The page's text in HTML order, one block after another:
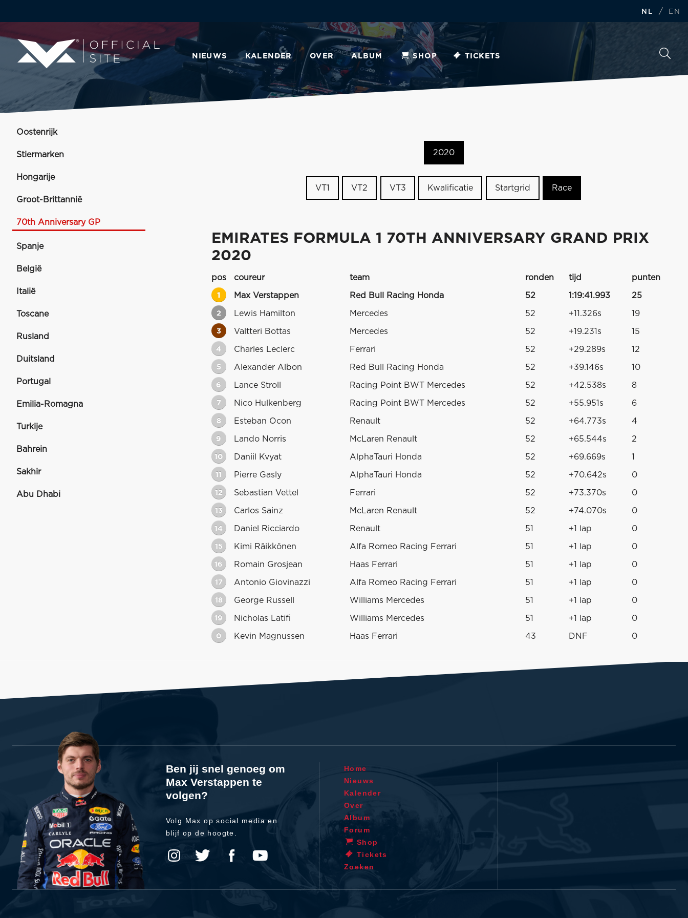
NL / EN
NIEUWS KALENDER OVER ALBUM SHOP TICKETS
Oostenrijk
Stiermarken
Hongarije
Groot-Brittannië
70th Anniversary GP
Spanje
België
Italië
Toscane
Rusland
Duitsland
Portugal
Emilia-Romagna
Turkije
Bahrein
Sakhir
Abu Dhabi
2020
VT1 VT2 VT3 Kwalificatie Startgrid Race
EMIRATES FORMULA 1 70TH ANNIVERSARY GRAND PRIX
2020
pos coureur team ronden tijd punten
1 Max Verstappen Red Bull Racing Honda 52 1:19:41.993 25
2 Lewis Hamilton Mercedes 52 +11.326s 19
3 Valtteri Bottas Mercedes 52 +19.231s 15
4 Charles Leclerc Ferrari 52 +29.289s 12
5 Alexander Albon Red Bull Racing Honda 52 +39.146s 10
6 Lance Stroll Racing Point BWT Mercedes 52 +42.538s 8
7 Nico Hulkenberg Racing Point BWT Mercedes 52 +55.951s 6
8 Esteban Ocon Renault 52 +64.773s 4
9 Lando Norris McLaren Renault 52 +65.544s 2
10 Daniil Kvyat AlphaTauri Honda 52 +69.669s 1
11 Pierre Gasly AlphaTauri Honda 52 +70.642s 0
12 Sebastian Vettel Ferrari 52 +73.370s 0
13 Carlos Sainz McLaren Renault 52 +74.070s 0
14 Daniel Ricciardo Renault 51 +1 lap 0
15 Kimi Räikkönen Alfa Romeo Racing Ferrari 51 +1 lap 0
16 Romain Grosjean Haas Ferrari 51 +1 lap 0
17 Antonio Giovinazzi Alfa Romeo Racing Ferrari 51 +1 lap 0
18 George Russell Williams Mercedes 51 +1 lap 0
19 Nicholas Latifi Williams Mercedes 51 +1 lap 0
0 Kevin Magnussen Haas Ferrari 43 DNF 0
Ben jij snel genoeg om
Max Verstappen te
volgen?
Volg Max op social media en
blijf op de hoogte.
Home
Nieuws
Kalender
Over
Album
Forum
Shop
Tickets
Zoeken